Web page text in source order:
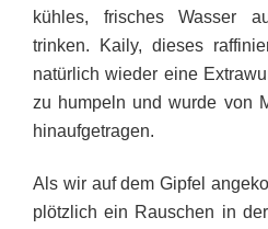
kühles, frisches Wasser
trinken. Kaily, dieses
natürlich wieder eine
zu humpeln und wurde von
hinaufgetragen.
Als wir auf dem Gipfel
plötzlich ein Rauschen in